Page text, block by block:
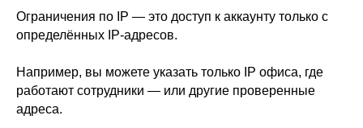
Ограничения по IP — это доступ к аккаунту только с
определённых IP-адресов.
Например, вы можете указать только IP офиса, где
работают сотрудники — или другие проверенные
адреса.